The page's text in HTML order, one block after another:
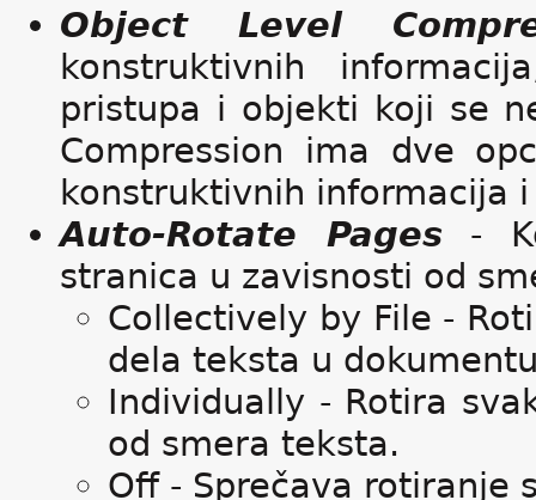
Object Level
konstruktivnih
pristupa i objekti koji se
Compression ima dve
konstruktivnih informacija
Auto-Rotate Pages-
stranica u zavisnosti od
Collectively by File -
dela teksta u
Individually - Rotira
od smera teksta.
Off - Sprečava rotiranje